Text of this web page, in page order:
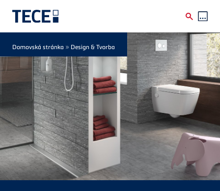
Breadcrumb
Domovská stránka » Design & Tvorba